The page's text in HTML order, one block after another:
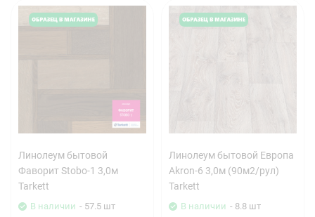
Линолеум бытовой
Фаворит Stobo-1 3,0м
Tarkett
В наличии - 57.5 шт
Линолеум бытовой Европа
Akron-6 3,0м (90м2/рул)
Tarkett
В наличии - 8.8 шт